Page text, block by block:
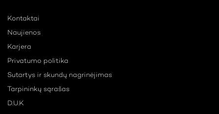
Kontaktai
Naujienos
Karjera
Privatumo politika
Sutartys ir skundų nagrinėjimas
Tarpininkų sąrašas
D.U.K